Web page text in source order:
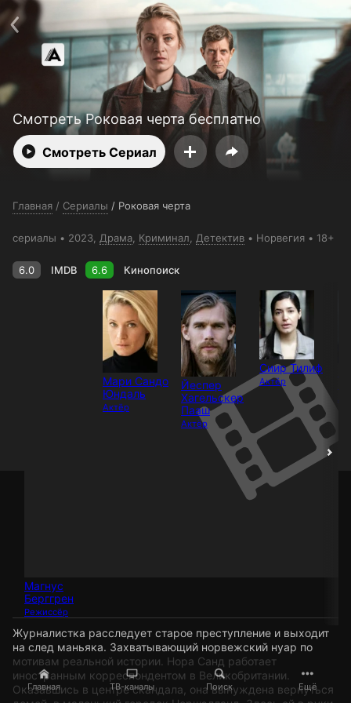
Главная ТВ-каналы Поиск Ещё
Смотреть Роковая черта бесплатно
Смотреть Сериал
Главная / Сериалы / Роковая черта
сериалы 2023, Драма Криминал Детектив Норвегия 18+
6.0 IMDB 6.6 Кинопоиск
Магнус
Берггрен
Режиссёр
Мари Сандо
Юндаль
Актёр
Йеспер
Хагельскер
Пааш
Актёр
Сиир Тилиф
Актёр
Журналистка расследует старое преступление и выходит
на след маньяка. Захватывающий норвежский нуар по
мотивам реальной истории. Нора Санд работает
иностранным корреспондентом в Великобритании.
Оказавшись в центре скандала, она вынуждена вернуться
Поддержка:
О сервисе
Пользовательское соглашение
Политика конфиденциальности
Для партнёров
Открыть приложение
Ввести промокод
Установить на ТВ
Бесплатные каналы Контакты